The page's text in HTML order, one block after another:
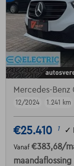
Mercedes-Benz
12/2024
1.241 km
€25.410 1 ✓
Vanaf €383,68/
maandaflossing